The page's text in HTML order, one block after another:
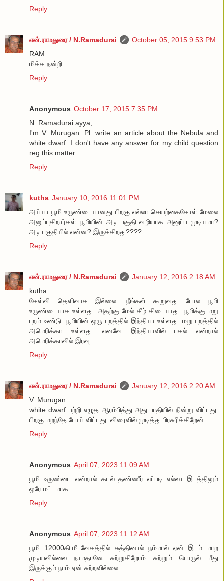
Reply
என்.ராமதுரை / N.Ramadurai
October 05, 2015 9:53 PM
RAM
மிக்க நன்றி
Reply
Anonymous October 17, 2015 7:35 PM
N. Ramadurai ayya,
I'm V. Murugan. Pl. write an article about the Nebula and
white dwarf. I don't have any answer for my child question
reg this matter.
Reply
kutha January 10, 2016 11:01 PM
அய்யா பூமி உருண்டையானது பிறகு எல்லா செயற்கைகோள் மேலை
அனுப்புகிறார்கள் பூமியின் அடி பகுதி வழியாக அனுப்ப முடியமா?
அடி பகுதியில் என்ன? இருக்கிறது????
Reply
என்.ராமதுரை / N.Ramadurai
January 12, 2016 2:18 AM
kutha
கேள்வி தெளிவாக இல்லை. நீங்கள் கூறுவது போல பூமி
உருண்டையாக உள்ளது. அதற்கு மேல் கீழ் கிடையாது. பூமிக்கு மறு
புறம் உண்டு. பூமியின் ஒரு புறத்தில் இந்தியா உள்ளது. மறு புறத்தில்
அமெரிக்கா உள்ளது. எனவே இந்தியாவில் பகல் என்றால்
அமெரிக்காவில் இரவு.
Reply
என்.ராமதுரை / N.Ramadurai
January 12, 2016 2:20 AM
V. Murugan
white dwarf பற்றி எழுத ஆரம்பித்து அது பாதியில் நின்று விட்டது.
பிறகு மறந்தே போய் விட்டது. விரைவில் முடித்து பிரசுரிக்கிறேன்.
Reply
Anonymous April 07, 2023 11:09 AM
பூமி உருண்டை என்றால் கடல் தண்ணீர் எப்படி எல்லா இடத்திலும்
ஒரே மட்டமாக
Reply
Anonymous April 07, 2023 11:12 AM
பூமி 12000கி.மீ வேகத்தில் சுத்தினால் நம்மால் ஏன் இடம் மாற
முடியவில்லை நாமதானே சுற்றுகிறோம் சுற்றும் பொருல் மீது
இருக்கும் நாம் ஏன் சுற்றவில்லை